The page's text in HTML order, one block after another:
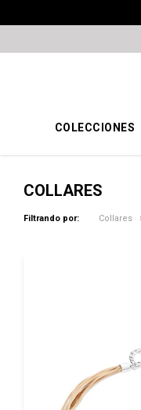
COLECCIONES
COLLARES
Filtrando por: Collares